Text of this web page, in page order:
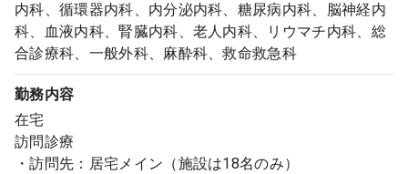
内科、循環器内科、内分泌内科、糖尿病内科、脳神経内
科、血液内科、腎臓内科、老人内科、リウマチ内科、総
合診療科、一般外科、麻酔科、救命救急科
勤務内容
在宅
訪問診療
・訪問先：居宅メイン（施設は18名のみ）